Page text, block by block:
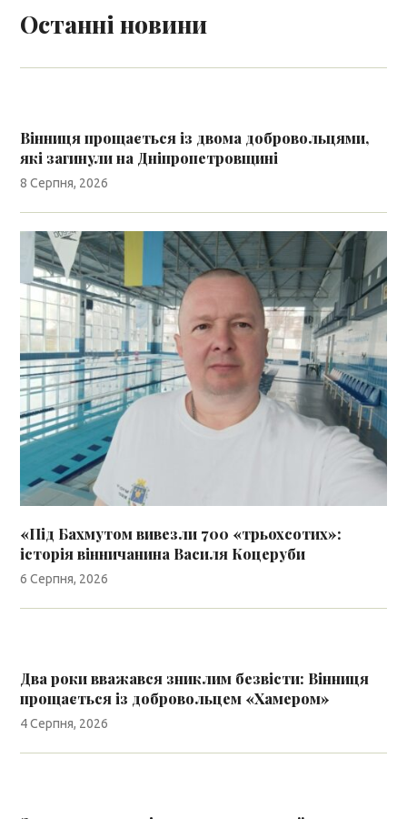
Останні новини
Вінниця прощається із двома добровольцями,
які загинули на Дніпропетровщині
8 Серпня, 2026
«Під Бахмутом вивезли 700 «трьохсотих»:
історія вінничанина Василя Коцеруби
6 Серпня, 2026
Два роки вважався зниклим безвісти: Вінниця
прощається із добровольцем «Хамером»
4 Серпня, 2026